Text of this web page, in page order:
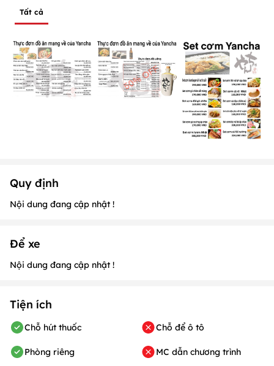
Tất cả
Quy định
Nội dung đang cập nhật !
Để xe
Nội dung đang cập nhật !
Tiện ích
Chỗ hút thuốc
Phòng riêng
Chỗ để ô tô
MC dẫn chương trình